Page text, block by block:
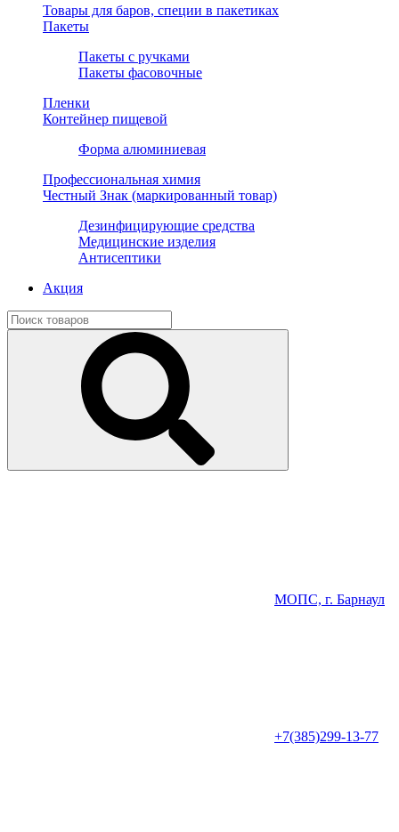
Товары для баров, специи в пакетиках
Пакеты
Пакеты с ручками
Пакеты фасовочные
Пленки
Контейнер пищевой
Форма алюминиевая
Профессиональная химия
Честный Знак (маркированный товар)
Дезинфицирующие средства
Медицинские изделия
Антисептики
Акция
МОПС, г. Барнаул
+7(385)299-13-77